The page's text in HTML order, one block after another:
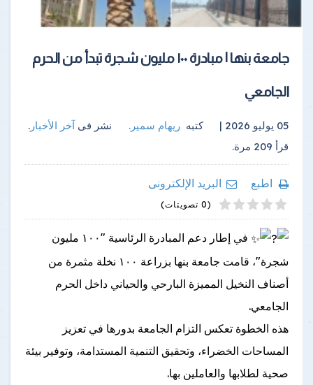
جامعة بنها | مبادرة ١٠٠ مليون شجرة تبدأ من الحرم
الجامعي
05 يوليو 2026 | كتبهريهام سمير. نشر فىآخر الأخبار .
قرأ 209 مرة.
اطبع
البريد الإلكترونى
1
2
3
4
5 (0 تصويتات)
في إطار دعم المبادرة الرئاسية "١٠٠ مليون
شجرة"، قامت جامعة بنها بزراعة ١٠٠ نخلة مثمرة من
أصناف النخيل المميزة البارحي والحياني داخل الحرم
الجامعي.
هذه الخطوة تعكس التزام الجامعة بدورها في تعزيز
المساحات الخضراء، وتحقيق التنمية المستدامة، وتوفير بيئة
صحية لطلابها والعاملين بها.